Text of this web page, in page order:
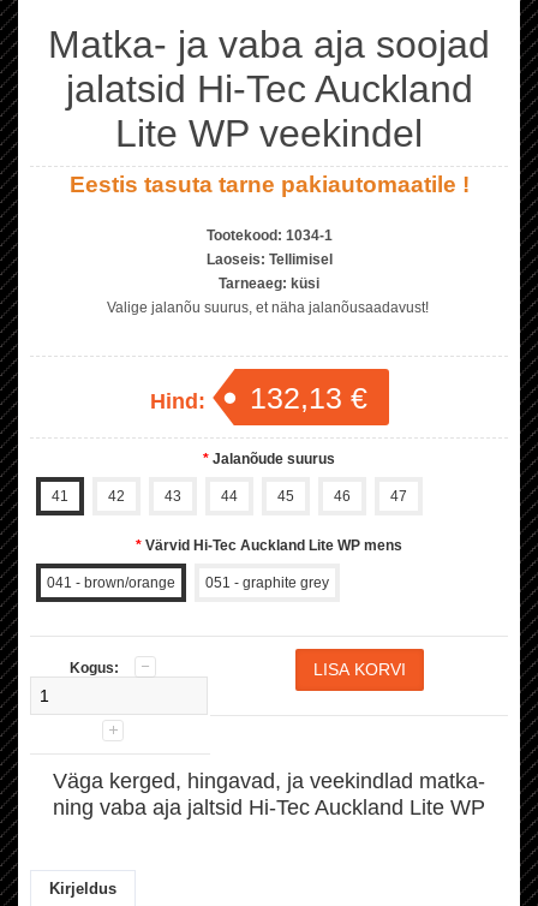
Matka- ja vaba aja soojad
jalatsid Hi-Tec Auckland
Lite WP veekindel
Eestis tasuta tarne pakiautomaatile !
Tootekood: 1034-1
Laoseis: Tellimisel
Tarneaeg: küsi
Valige jalanõu suurus, et näha jalanõusaadavust!
Hind: 132,13 €
* Jalanõude suurus
41 42 43 44 45 46 47
* Värvid Hi-Tec Auckland Lite WP mens
041 - brown/orange 051 - graphite grey
Kogus:
Väga kerged, hingavad, ja veekindlad matka-
ning vaba aja jaltsid Hi-Tec Auckland Lite WP
Kirjeldus